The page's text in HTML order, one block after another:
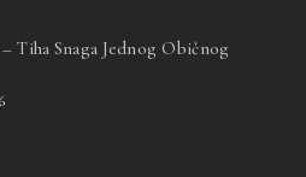
Tiha Snaga Jednog Običnog